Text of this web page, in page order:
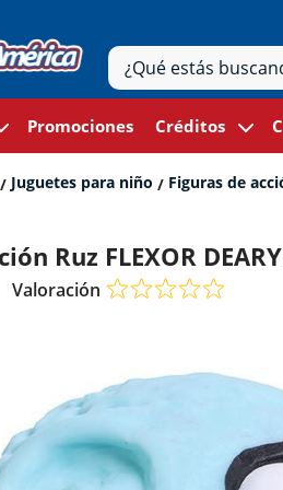
Promociones Créditos
Juguetes para niño Figuras de
Ruz FLEXOR
Valoración